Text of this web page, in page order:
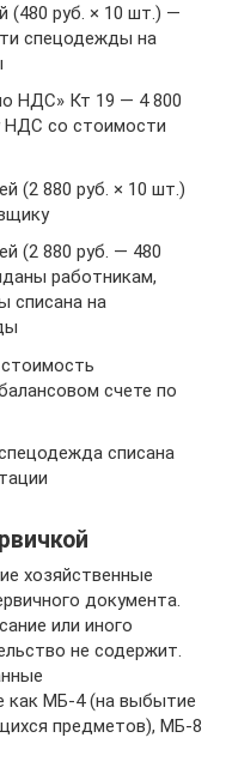
(480 руб. × 10 шт.) —
спецодежды на
НДС» Кт 19 — 4 800
НДС со стоимости
(2 880 руб. × 10 шт.)
(2 880 руб. — 480
работникам,
списана на
счете по
списана
хозяйственные
документа.
или иного
не содержит.
как МБ-4 (на выбытие
предметов), МБ-8